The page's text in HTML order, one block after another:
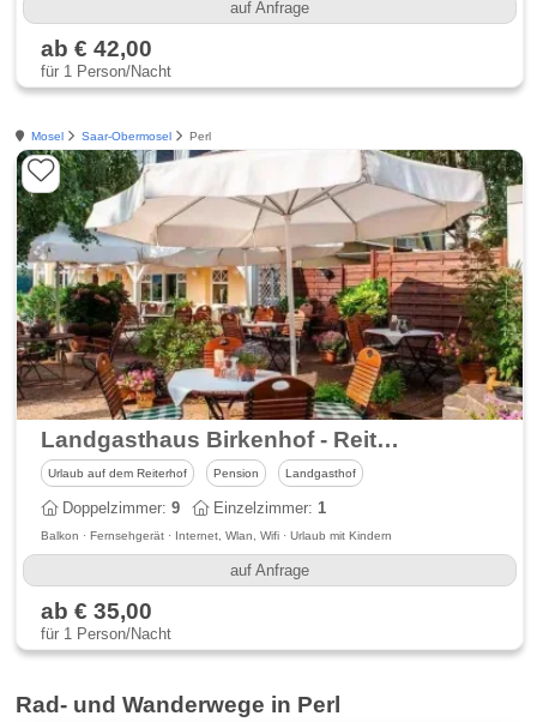
auf Anfrage
ab € 42,00
für 1 Person/Nacht
Mosel Saar-Obermosel Perl
Landgasthaus Birkenhof - Reiterferien - Pferdepension
Urlaub auf dem Reiterhof Pension Landgasthof
Doppelzimmer:9 Einzelzimmer:1
Balkon · Fernsehgerät · Internet, Wlan, Wifi · Urlaub mit Kindern
auf Anfrage
ab € 35,00
für 1 Person/Nacht
Rad- und Wanderwege in Perl